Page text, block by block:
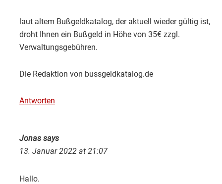
laut altem Bußgeldkatalog, der aktuell wieder gültig ist,
droht Ihnen ein Bußgeld in Höhe von 35€ zzgl.
Verwaltungsgebühren.
Die Redaktion von bussgeldkatalog.de
Antworten
Jonas says
13. Januar 2022 at 21:07
Hallo.